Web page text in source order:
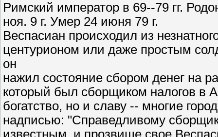
Римский император в 69--79 гг.
ноя. 9 г. Умер 24 июня 79 г.
Веспасиан происходил из
центурионом или даже простым
он
нажил состояние сбором денег на
который был сборщиком налогов в
богатство, но и славу -- многие
надписью: "Справедливому
известным, и прозвище свое